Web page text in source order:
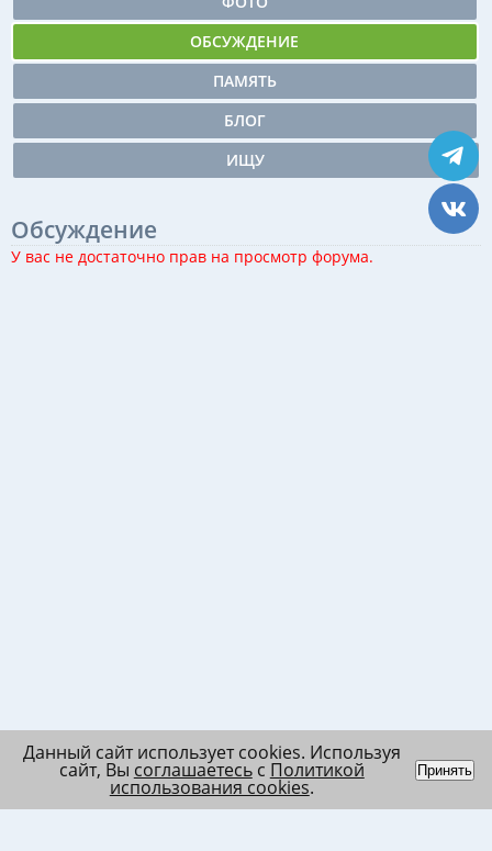
ОБСУЖДЕНИЕ
ПАМЯТЬ
БЛОГ
ИЩУ
Обсуждение
У вас не достаточно прав на просмотр форума.
Данный сайт использует cookies. Используя
сайт, Вы соглашаетесьс Политикой
использования cookies.
Принять